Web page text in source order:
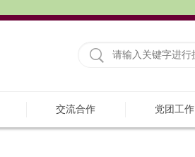
交流合作 党团工作